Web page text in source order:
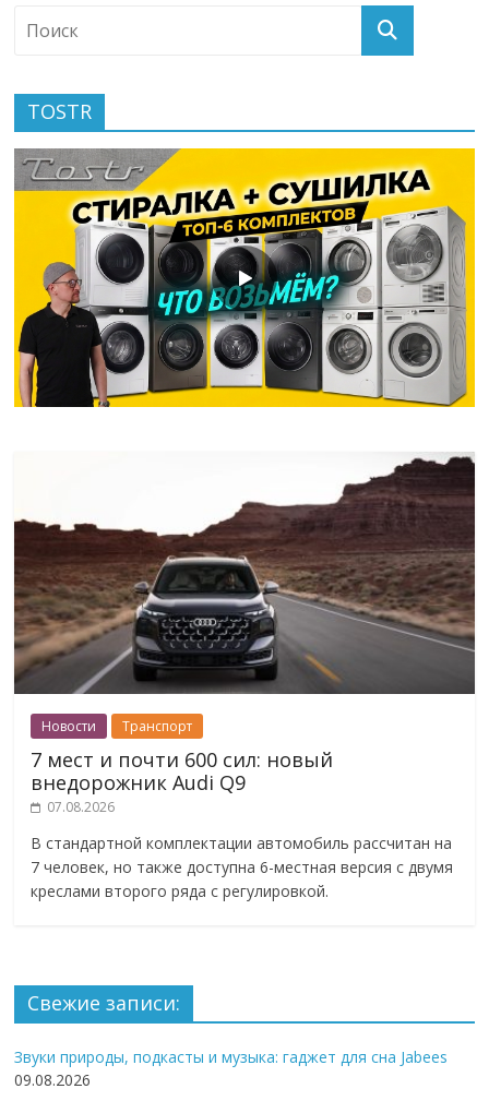
TOSTR
Новости Транспорт
7 мест и почти 600 сил: новый
внедорожник Audi Q9
07.08.2026
В стандартной комплектации автомобиль рассчитан на
7 человек, но также доступна 6-местная версия с двумя
креслами второго ряда с регулировкой.
Свежие записи:
Звуки природы, подкасты и музыка: гаджет для сна Jabees
09.08.2026